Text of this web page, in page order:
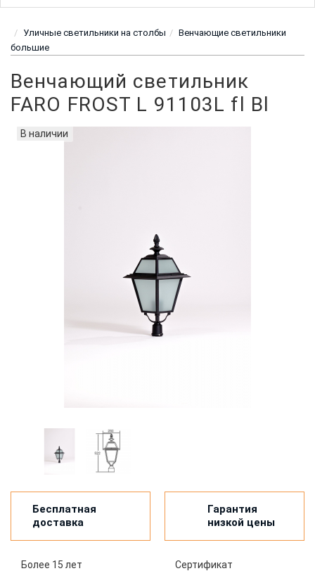
Уличные светильники на столбы
Венчающие светильники
большие
Венчающий светильник
FARO FROST L 91103L fl Bl
В наличии
Бесплатная
доставка
Гарантия
низкой цены
Более 15 лет
Сертификат